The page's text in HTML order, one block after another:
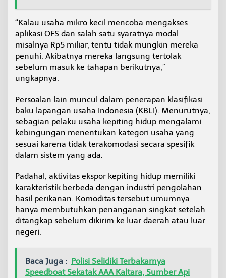
“Kalau usaha mikro kecil mencoba mengakses
aplikasi OFS dan salah satu syaratnya modal
misalnya Rp5 miliar, tentu tidak mungkin mereka
penuhi. Akibatnya mereka langsung tertolak
sebelum masuk ke tahapan berikutnya,”
ungkapnya.
Persoalan lain muncul dalam penerapan klasifikasi
baku lapangan usaha Indonesia (KBLI). Menurutnya,
sebagian pelaku usaha kepiting hidup mengalami
kebingungan menentukan kategori usaha yang
sesuai karena tidak terakomodasi secara spesifik
dalam sistem yang ada.
Padahal, aktivitas ekspor kepiting hidup memiliki
karakteristik berbeda dengan industri pengolahan
hasil perikanan. Komoditas tersebut umumnya
hanya membutuhkan penanganan singkat setelah
ditangkap sebelum dikirim ke luar daerah atau luar
negeri.
Baca Juga : Polisi Selidiki Terbakarnya
Speedboat Sekatak AAA Kaltara, Sumber Api